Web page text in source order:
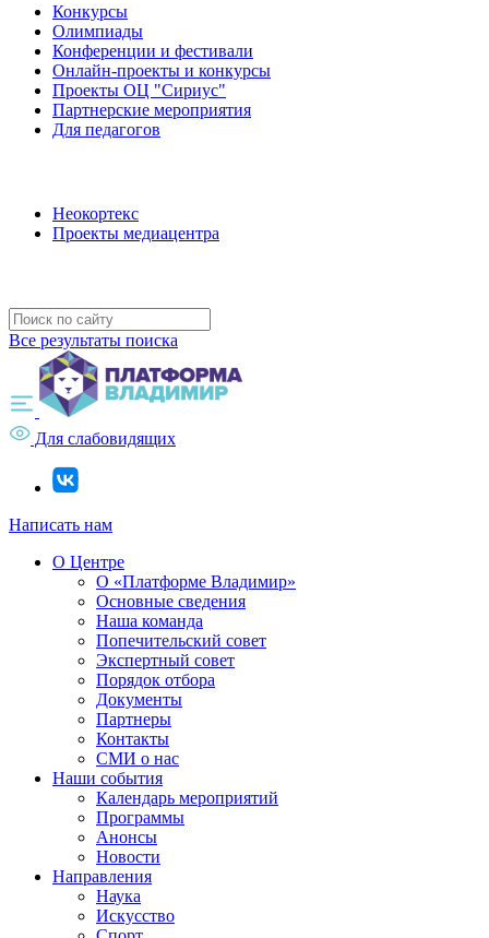
Конкурсы
Олимпиады
Конференции и фестивали
Онлайн-проекты и конкурсы
Проекты ОЦ "Сириус"
Партнерские мероприятия
Для педагогов
Неокортекс
Проекты медиацентра
Все результаты поиска
Для слабовидящих
Написать нам
О Центре
О «Платформе Владимир»
Основные сведения
Наша команда
Попечительский совет
Экспертный совет
Порядок отбора
Документы
Партнеры
Контакты
СМИ о нас
Наши события
Календарь мероприятий
Программы
Анонсы
Новости
Направления
Наука
Искусство